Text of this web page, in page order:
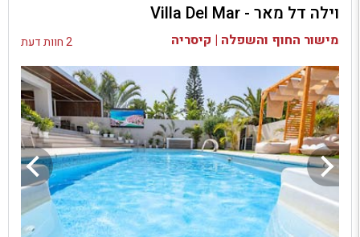
בדיקת זמינות ומחירים
וילה דל מאר - Villa Del Mar
מישור החוף והשפלה | קיסריה 2 חוות דעת